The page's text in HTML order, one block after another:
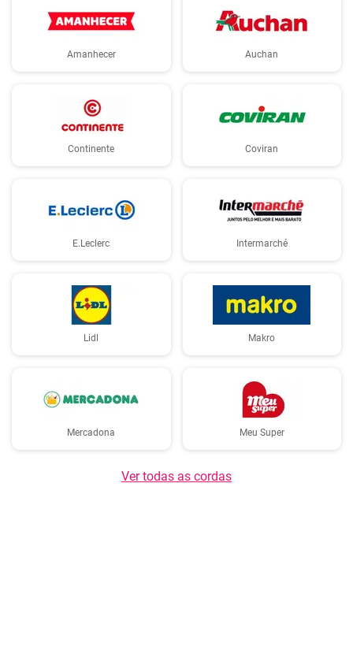
Amanhecer Auchan
Continente Coviran
E.Leclerc Intermarché
Lidl Makro
Mercadona Meu Super
Ver todas as cordas